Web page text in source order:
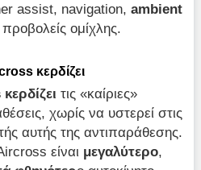
assist, navigation,ambient
προβολείς ομίχλης.
κερδίζει
τις «καίριες»
χωρίς να υστερεί στις
αυτής της αντιπαράθεσης.
είναι μεγαλύτερο,